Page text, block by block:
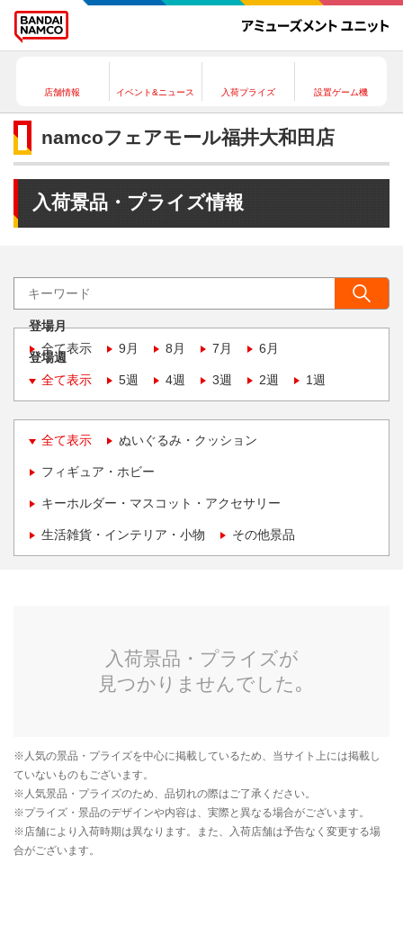
店舗情報 イベント&ニュース 入荷プライズ 設置ゲーム機
namcoフェアモール福井大和田店
入荷景品・プライズ情報
登場月
全て表示
9月 8月 7月 6月
登場週
全て表示
5週 4週 3週 2週 1週
全て表示 ぬいぐるみ・クッション
フィギュア・ホビー
キーホルダー・マスコット・アクセサリー
生活雑貨・インテリア・小物 その他景品